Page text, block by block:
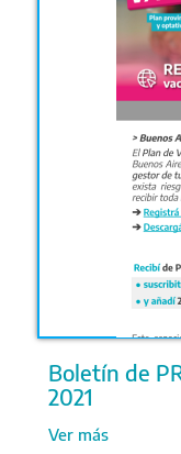
Boletín de
2021
Ver más